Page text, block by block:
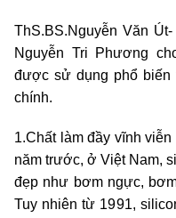
ThS.BS.Nguyễn Văn
Nguyễn Tri Phương
được sử dụng phổ biến
chính.
1.Chất làm đầy vĩnh
năm trước, ở Việt Nam,
đẹp như bơm ngực,
Tuy nhiên từ 1991,